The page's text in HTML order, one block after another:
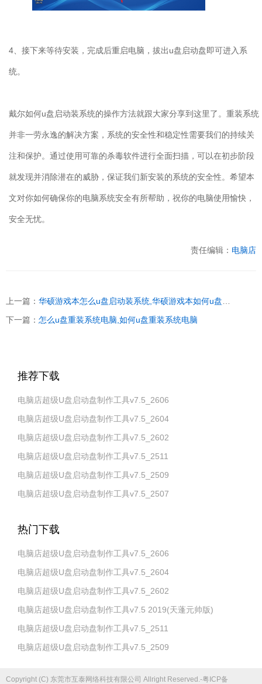
4 、接下来等待安装，完成后重启电脑，拔出u盘启动盘即可进入系
统。
戴尔如何u盘启动装系统的操作方法就跟大家分享到这里了。重装系统
并非一劳永逸的解决方案，系统的安全性和稳定性需要我们的持续关
注和保护。通过使用可靠的杀毒软件进行全面扫描，可以在初步阶段
就发现并消除潜在的威胁，保证我们新安装的系统的安全性。希望本
文对你如何确保你的电脑系统安全有所帮助，祝你的电脑使用愉快，
安全无忧。
责任编辑： 电脑店
上一篇： 华硕游戏本怎么u盘启动装系统,华硕游戏本如何u盘启动装系统
下一篇： 怎么u盘重装系统电脑,如何u盘重装系统电脑
推荐下载
电脑店超级U盘启动盘制作工具v7.5_2606
电脑店超级U盘启动盘制作工具v7.5_2604
电脑店超级U盘启动盘制作工具v7.5_2602
电脑店超级U盘启动盘制作工具v7.5_2511
电脑店超级U盘启动盘制作工具v7.5_2509
电脑店超级U盘启动盘制作工具v7.5_2507
热门下载
电脑店超级U盘启动盘制作工具v7.5_2606
电脑店超级U盘启动盘制作工具v7.5_2604
电脑店超级U盘启动盘制作工具v7.5_2602
电脑店超级U盘启动盘制作工具v7.5 2019(天蓬元帅版)
电脑店超级U盘启动盘制作工具v7.5_2511
电脑店超级U盘启动盘制作工具v7.5_2509
Copyright (C) 东莞市互泰网络科技有限公司 Allright Reserved.-粤ICP备